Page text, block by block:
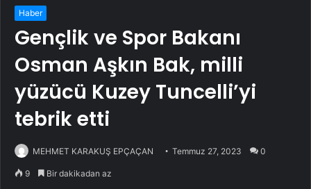
Haber
Gençlik ve Spor Bakanı
Osman Aşkın Bak, milli
yüzücü Kuzey Tuncelli’yi
tebrik etti
MEHMET KARAKUŞ EPÇAÇAN Temmuz 27, 2023 0
9 Bir dakikadan az